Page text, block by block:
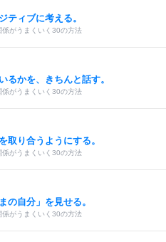
ティブに考える。
係がうまくいく30の方法
るかを、きちんと話す。
係がうまくいく30の方法
取り合うようにする。
係がうまくいく30の方法
の自分」を見せる。
係がうまくいく30の方法